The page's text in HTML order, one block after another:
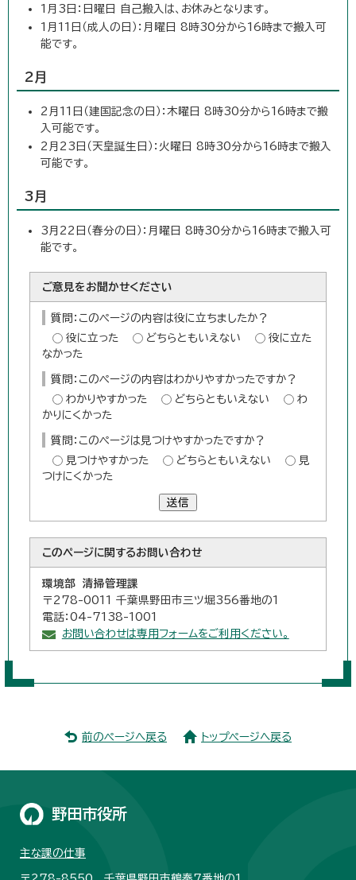
1月3日：日曜日 自己搬入は、お休みとなります。
1月11日（成人の日）：月曜日 8時30分から16時まで搬入可
能です。
2月
2月11日（建国記念の日）：木曜日 8時30分から16時まで搬
入可能です。
2月23日（天皇誕生日）：火曜日 8時30分から16時まで搬入
可能です。
3月
3月22日（春分の日）：月曜日 8時30分から16時まで搬入可
能です。
ご意見をお聞かせください
質問：このページの内容は役に立ちましたか？
役に立った
どちらともいえない
役に立た
なかった
質問：このページの内容はわかりやすかったですか？
わかりやすかった
どちらともいえない
わ
かりにくかった
質問：このページは見つけやすかったですか？
見つけやすかった
どちらともいえない
見
つけにくかった
送信
このページに関するお問い合わせ
環境部 清掃管理課
〒278-0011 千葉県野田市三ツ堀356番地の1
電話：04-7138-1001
お問い合わせは専用フォームをご利用ください。
前のページへ戻る トップページへ戻る
野田市役所
主な課の仕事